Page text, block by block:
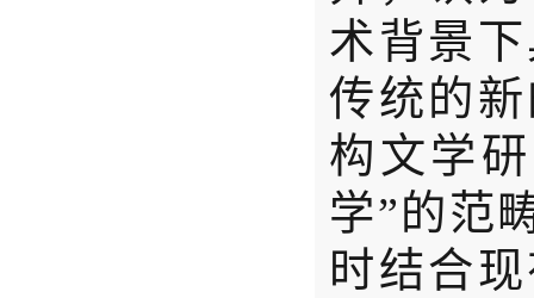
术背景
传统的
构文学
学”的范
时结合